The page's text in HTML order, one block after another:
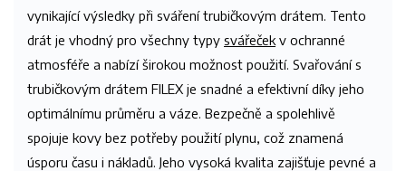
vynikající výsledky při sváření trubičkovým drátem. Tento
drát je vhodný pro všechny typy svářeček v ochranné
atmosféře a nabízí širokou možnost použití. Svařování s
trubičkovým drátem FILEX je snadné a efektivní díky jeho
optimálnímu průměru a váze. Bezpečně a spolehlivě
spojuje kovy bez potřeby použití plynu, což znamená
úsporu času i nákladů. Jeho vysoká kvalita zajišťuje pevné a